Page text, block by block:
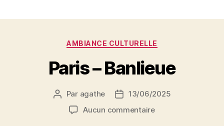
Catégories
AMBIANCE CULTURELLE
Paris – Banlieue
Auteur
l’article
Par agathe
Date13/06/2025
Aucun commentairesur